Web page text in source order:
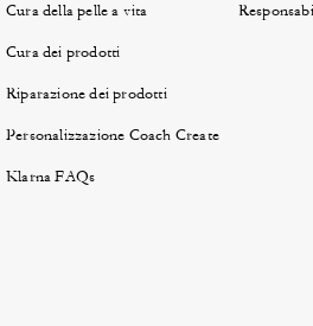
Cura della pelle a vita
Cura dei prodotti
Riparazione dei prodotti
Personalizzazione Coach Create
Klarna FAQs